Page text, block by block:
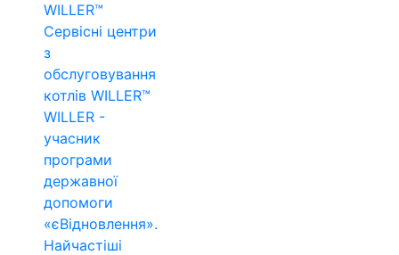
WILLER™
Сервісні центри
з
обслуговування
котлів WILLER™
WILLER -
учасник
програми
державної
допомоги
«єВідновлення».
Найчастіші